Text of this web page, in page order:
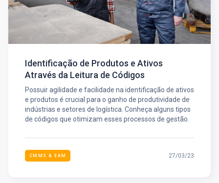
Identificação de Produtos e Ativos
Através da Leitura de Códigos
Possuir agilidade e facilidade na identificação de ativos
e produtos é crucial para o ganho de produtividade de
indústrias e setores de logística. Conheça alguns tipos
de códigos que otimizam esses processos de gestão.
CMMS & EAM 27/03/23